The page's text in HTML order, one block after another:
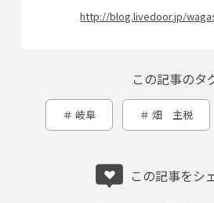
http://blog.livedoor.jp/
この記事のタ
岐阜 畑 主税
この記事をシ